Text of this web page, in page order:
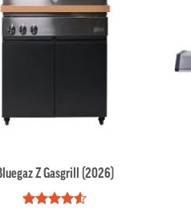
Z Gasgrill (2026)